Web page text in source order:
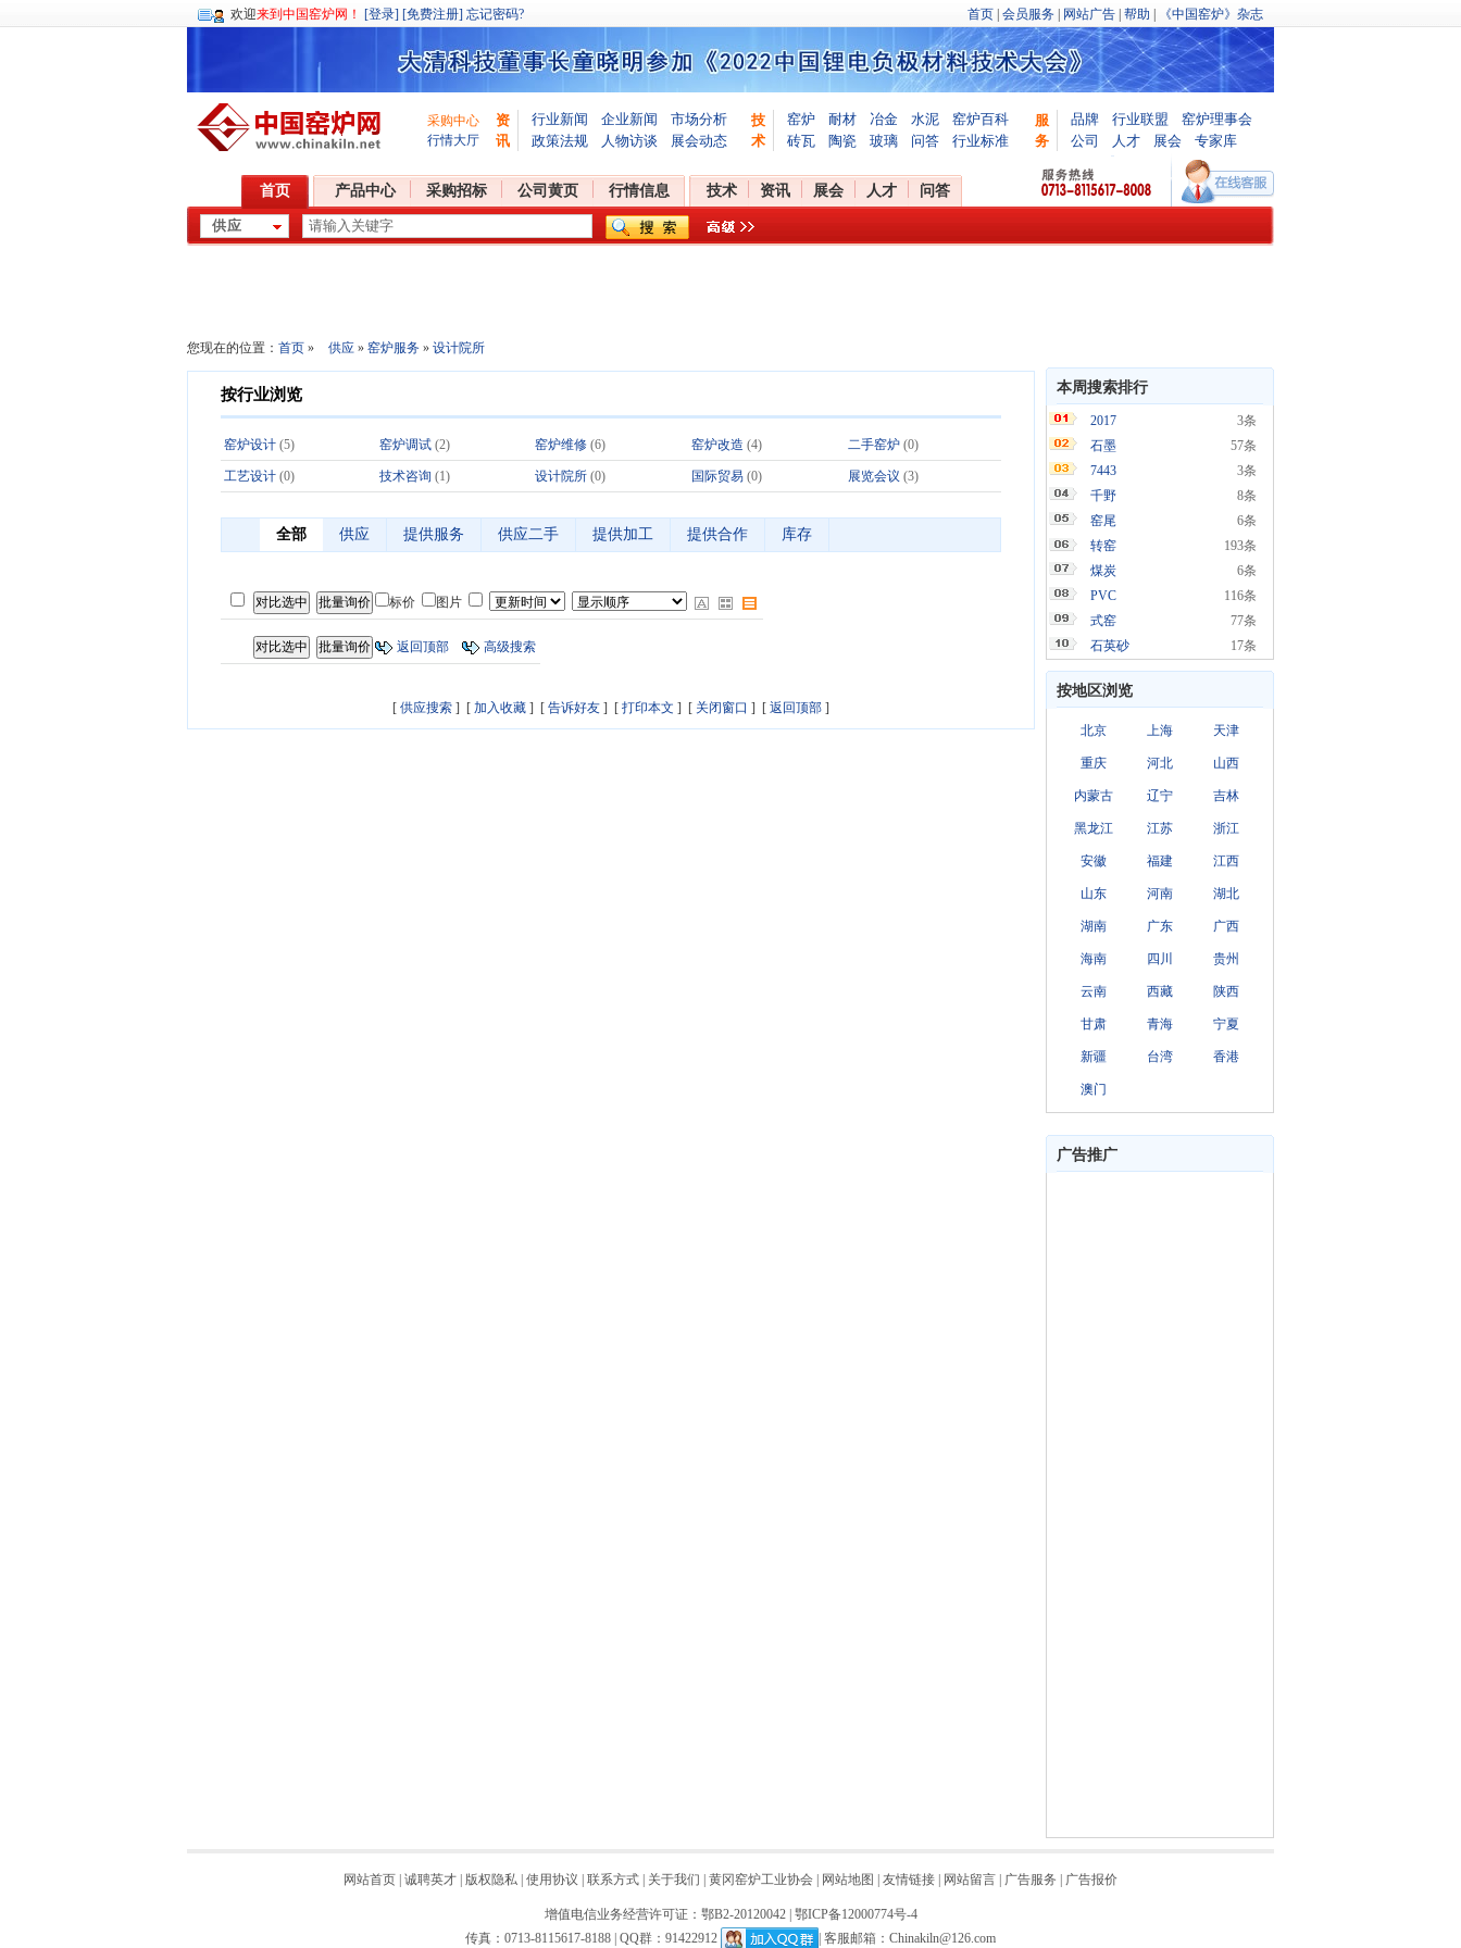
欢迎来到中国窑炉网！ [登录] [免费注册] 忘记密码? 首页 会员服务 网站广告 帮助 《中国窑炉》杂志
采购中心
行情大厅
资
讯
行业新闻 企业新闻
市场分析
政策法规
人物访谈 展会动态
技
术
窑炉 耐材 冶金 水泥
窑炉百科
砖瓦
陶瓷 玻璃 问答 行业标准
服
务
品牌 行业联盟
窑炉理事会
公司
人才 展会 专家库
首页 产品中心 采购招标 公司黄页 行情信息 技术 资讯 展会 人才 问答
您现在的位置： 首页 » 供应 » 窑炉服务 » 设计院所
按行业浏览
窑炉设计 (5) 窑炉调试 (2) 窑炉维修 (6) 窑炉改造 (4) 二手窑炉 (0)
工艺设计 (0) 技术咨询 (1) 设计院所 (0) 国际贸易 (0) 展览会议 (3)
全部 供应 提供服务 供应二手 提供加工 提供合作 库存
标价 图片
返回顶部 高级搜索
[ 供应搜索 ] [ 加入收藏 ] [ 告诉好友 ] [ 打印本文 ] [ 关闭窗口 ] [ 返回顶部 ]
本周搜索排行
3条
2017
57条
石墨
3条
7443
8条
千野
6条
窑尾
193条
转窑
6条
煤炭
116条
PVC
77条
式窑
17条
石英砂
按地区浏览
北京 上海 天津
重庆 河北 山西
内蒙古 辽宁 吉林
黑龙江 江苏 浙江
安徽 福建 江西
山东 河南 湖北
湖南 广东 广西
海南 四川 贵州
云南 西藏 陕西
甘肃 青海 宁夏
新疆 台湾 香港
澳门
广告推广
网站首页 诚聘英才 版权隐私 使用协议 联系方式 关于我们 黄冈窑炉工业协会 网站地图 友情链接 网站留言 广告服务 广告报价
增值电信业务经营许可证：鄂B2-20120042| 鄂ICP备12000774号-4
传真：0713-8115617-8188 | QQ群：91422912
| 客服邮箱： Chinakiln@126.com